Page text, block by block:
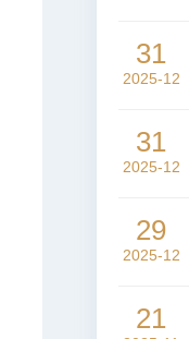
31
2025-12
31
2025-12
29
2025-12
21